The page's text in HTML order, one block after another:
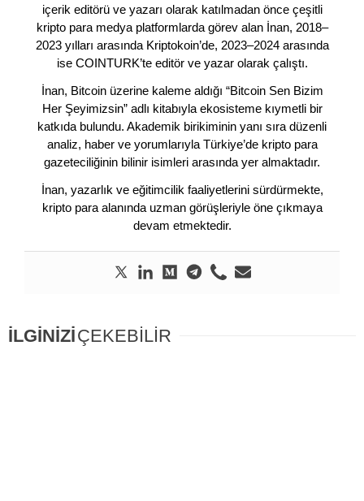
içerik editörü ve yazarı olarak katılmadan önce çeşitli
kripto para medya platformlarda görev alan İnan, 2018–
2023 yılları arasında Kriptokoin’de, 2023–2024 arasında
ise COINTURK’te editör ve yazar olarak çalıştı.
İnan, Bitcoin üzerine kaleme aldığı “Bitcoin Sen Bizim
Her Şeyimizsin” adlı kitabıyla ekosisteme kıymetli bir
katkıda bulundu. Akademik birikiminin yanı sıra düzenli
analiz, haber ve yorumlarıyla Türkiye’de kripto para
gazeteciliğinin bilinir isimleri arasında yer almaktadır.
İnan, yazarlık ve eğitimcilik faaliyetlerini sürdürmekte,
kripto para alanında uzman görüşleriyle öne çıkmaya
devam etmektedir.
İLGİNİZİÇEKEBİLİR